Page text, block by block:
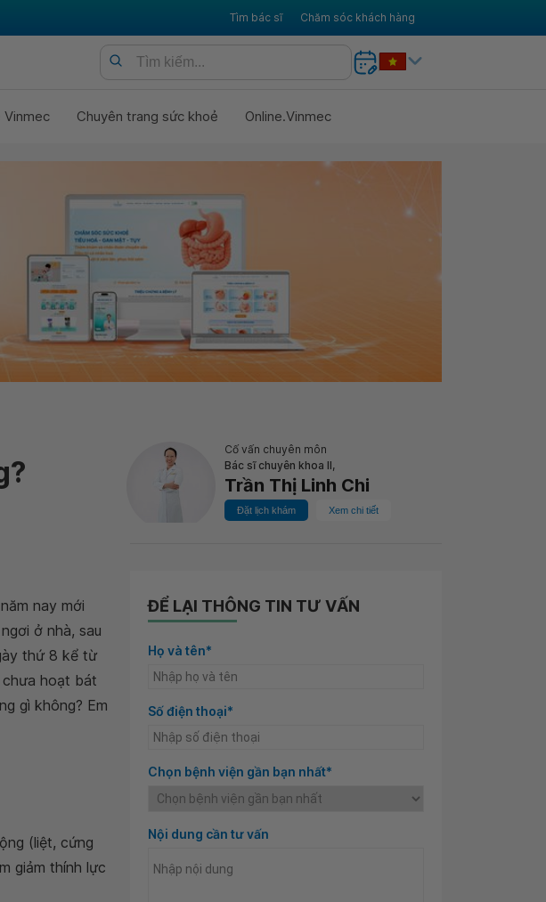
Tìm bác sĩ Chăm sóc khách hàng
Vinmec Chuyên trang sức khoẻ Online.Vinmec
Cố vấn chuyên môn
Bác sĩ chuyên khoa II,
Trần Thị Linh Chi
Đặt lịch khám Xem chi tiết
nay mới
ở nhà, sau
thứ 8 kể từ
hoạt bát
gì không? Em
(liệt, cứng
giảm thính lực
ĐỂ LẠI THÔNG TIN TƯ VẤN
Họ và tên*
Số điện thoại*
Chọn bệnh viện gần bạn nhất*
Nội dung cần tư vấn